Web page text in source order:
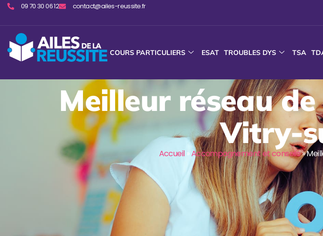
09 70 30 06 12 contact@ailes-reussite.fr
COURS PARTICULIERS ESAT TROUBLES DYS TSA
Meilleur réseau
Vitry-
Accueil»Accompagnement et conseils»